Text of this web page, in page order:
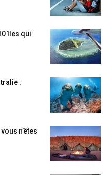
îles qui
:
n’êtes